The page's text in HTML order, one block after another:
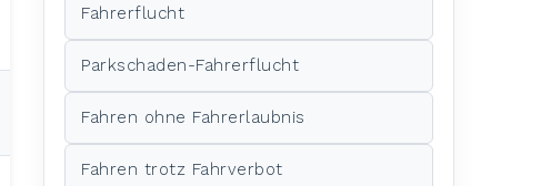
Fahrerflucht
Parkschaden-Fahrerflucht
Fahren ohne Fahrerlaubnis
Fahren trotz Fahrverbot